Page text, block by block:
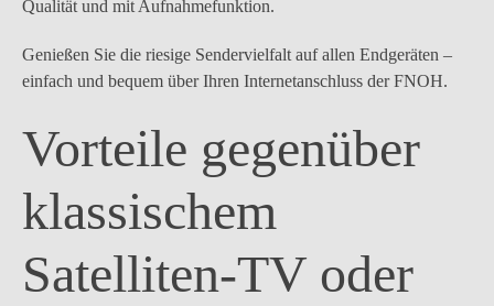
Qualität und mit Aufnahmefunktion.
Genießen Sie die riesige Sendervielfalt auf allen Endgeräten –
einfach und bequem über Ihren Internetanschluss der FNOH.
Vorteile gegenüber
klassischem
Satelliten-TV oder